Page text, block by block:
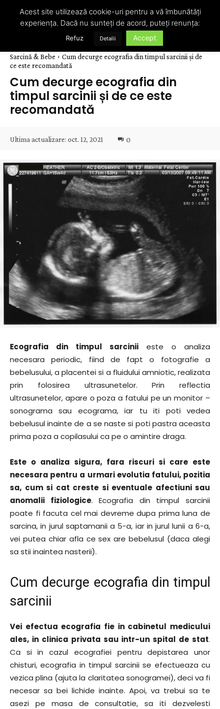
Sarcină & Bebe
Cum decurge ecografia din timpul sarcinii și de
ce este recomandată
Cum decurge ecografia din
timpul sarcinii și de ce este
recomandată
Ultima actualizare: oct. 12, 2021 0
Ecografia din timpul sarcinii este o analiza
necesara periodic, fiind de fapt o fotografie a
bebelusului, a placentei si a fluidului amniotic, realizata
prin folosirea ultrasunetelor. Prin reflectia
ultrasunetelor, apare o poza a fatului pe un monitor –
sonograma sau ecograma, iar tu iti poti vedea
bebelusul inainte de a se naste si poti pastra aceasta
prima poza a copilasului ca pe o amintire draga.
Este o analiza sigura, fara riscuri si care este
necesara pentru a urmari evolutia fatului, pozitia
sa, cum si cat creste si eventuale afectiuni sau
anomalii fiziologice. Ecografia din timpul sarcinii
poate fi facuta cel mai devreme dupa prima luna de
sarcina, in jurul saptamanii a 5-a, iar in jurul lunii a 6-a,
vei putea chiar afla ce sex are bebelusul (daca alegi
sa stii inaintea nasterii).
Cum decurge ecografia din timpul
sarcinii
Vei efectua ecografia fie in cabinetul medicului
ales, in clinica privata sau intr-un spital de stat.
Ca si in cazul ecografiei pentru depistarea unor
chisturi, ecografia in timpul sarcinii se efectueaza cu
vezica plina (ajuta la claritatea sonogramei), deci va fi
necesar sa bei lichide inainte. Apoi, va trebui sa te
asezi pe masa de consultatie, sa iti dezvelesti
Acest site utilizează cookie-uri pentru a vă îmbunătăți
experiența. Dacă nu sunteți de acord, puteți renunța:
Refuz Detalii Accept